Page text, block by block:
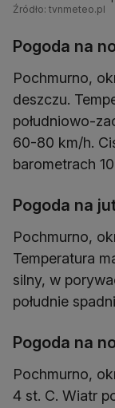
Źródło: tvnmeteo.pl
Pogoda na
Pochmurno,
deszczu.
południowo-
60-80 km/h.
Pogoda na
Pochmurno,
Temperatura
silny, w
południe
Pogoda na
Pochmurno,
4 st. C. Wiatr